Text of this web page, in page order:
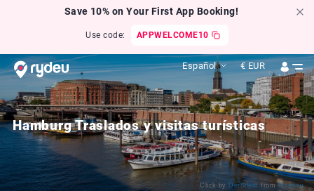
Save 10% on Your First App Booking!
Use code: APPWELCOME10
Español € EUR
Hamburg Traslados y visitas turísticas
Click by DerSilentfrom Pixabay